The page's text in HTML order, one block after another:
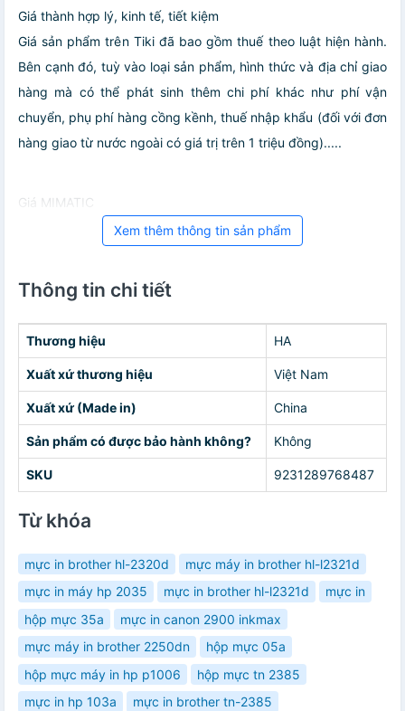
Giá thành hợp lý, kinh tế, tiết kiệm
Giá sản phẩm trên Tiki đã bao gồm thuế theo luật hiện hành.
Bên cạnh đó, tuỳ vào loại sản phẩm, hình thức và địa chỉ giao
hàng mà có thể phát sinh thêm chi phí khác như phí vận
chuyển, phụ phí hàng cồng kềnh, thuế nhập khẩu (đối với đơn
hàng giao từ nước ngoài có giá trị trên 1 triệu đồng).....
Giá MIMATIC
Xem thêm thông tin sản phẩm
Thông tin chi tiết
Thương hiệu HA
Xuất xứ thương hiệu Việt Nam
Xuất xứ (Made in) China
Sản phẩm có được bảo hành không? Không
SKU 9231289768487
Từ khóa
mực in brother hl-2320d
mực máy in brother hl-l2321d
mực in máy hp 2035
mực in brother hl-l2321d
mực in
hộp mực 35a
mực in canon 2900 inkmax
mực máy in brother 2250dn
hộp mực 05a
hộp mực máy in hp p1006
hộp mực tn 2385
mực in hp 103a
mực in brother tn-2385